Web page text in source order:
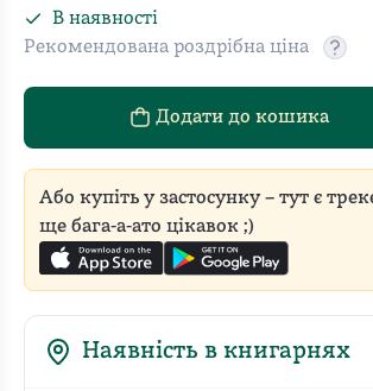
В наявності
Рекомендована роздрібна ціна
Додати до кошика
Або купіть у застосунку – тут є
ще бага-а-ато цікавок ;)
Наявність в книгарнях